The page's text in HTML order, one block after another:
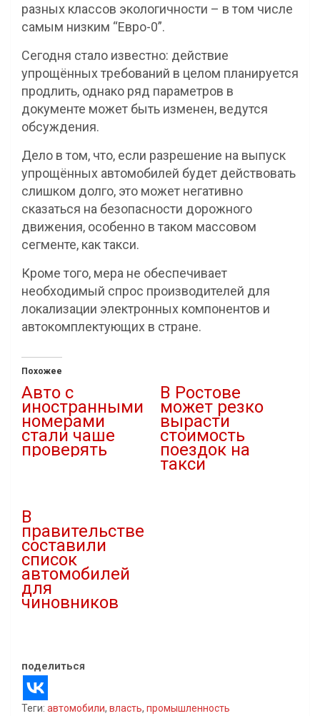
разных классов экологичности – в том числе
самым низким “Евро-0”.
Сегодня стало известно: действие
упрощённых требований в целом планируется
продлить, однако ряд параметров в
документе может быть изменен, ведутся
обсуждения.
Дело в том, что, если разрешение на выпуск
упрощённых автомобилей будет действовать
слишком долго, это может негативно
сказаться на безопасности дорожного
движения, особенно в таком массовом
сегменте, как такси.
Кроме того, мера не обеспечивает
необходимый спрос производителей для
локализации электронных компонентов и
автокомплектующих в стране.
Похожее
Авто с
иностранными
номерами
стали чаше
проверять
В Ростове
может резко
вырасти
стоимость
поездок на
такси
В
правительстве
составили
список
автомобилей
для
чиновников
поделиться
Теги: автомобили, власть, промышленность